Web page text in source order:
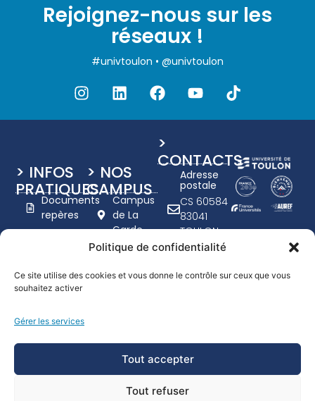
Politique de confidentialité
Ce site utilise des cookies et vous donne le contrôle sur ceux que vous
souhaitez activer
Gérer les services
Tout accepter
Tout refuser
Rejoignez-nous sur les
réseaux !
#univtoulon • @univtoulon
>
CONTACTS
Adresse
postale
CS 60584
83041
TOULON
CEDEX 9
94 14 20
Formulaire
de
contact
> NOS
CAMPUS
Campus
de La
Garde
Campus
- Porte
Draguignan
> INFOS
PRATIQUES
Documents
repères
graphique
Nous
Handicap